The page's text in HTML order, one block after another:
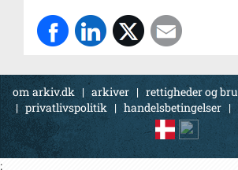
om arkiv.dk | arkiver | rettigheder og
|privatlivspolitik | handelsbetingelser |
;